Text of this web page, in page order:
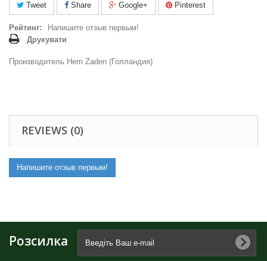
Tweet Share Google+ Pinterest
Рейтинг:
Напишите отзыв первым!
Друкувати
Производитель Hem Zaden (Голландия)
REVIEWS (0)
Напишите отзыв первым!
Розсилка